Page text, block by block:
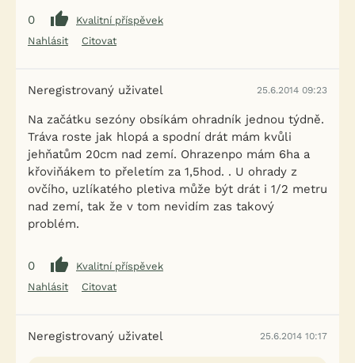
0
Kvalitní příspěvek
Nahlásit
Citovat
Neregistrovaný uživatel 25.6.2014 09:23
Na začátku sezóny obsíkám ohradník jednou týdně.
Tráva roste jak hlopá a spodní drát mám kvůli
jehňatům 20cm nad zemí. Ohrazenpo mám 6ha a
křoviňákem to přeletím za 1,5hod. . U ohrady z
ovčího, uzlíkatého pletiva může být drát i 1/2 metru
nad zemí, tak že v tom nevidím zas takový
problém.
0
Kvalitní příspěvek
Nahlásit
Citovat
Neregistrovaný uživatel 25.6.2014 10:17